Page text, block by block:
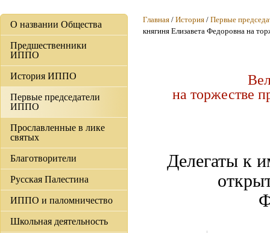
О названии Общества
Предшественники
ИППО
История ИППО
Первые председатели
ИППО
Прославленные в лике
святых
Благотворители
Русская Палестина
ИППО и паломничество
Школьная деятельность
Главная / История / Первые
княгиня Елизавета Федоровна на
на торжестве
Делегаты к